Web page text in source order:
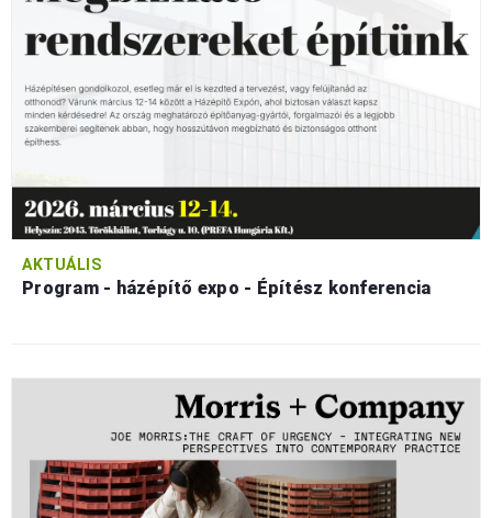
AKTUÁLIS
Program - házépítő expo - Építész konferencia